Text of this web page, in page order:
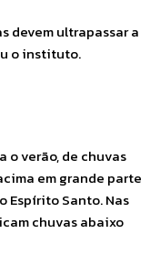
devem ultrapassar a
o instituto.
o verão, de chuvas
em grande parte
Espírito Santo. Nas
chuvas abaixo